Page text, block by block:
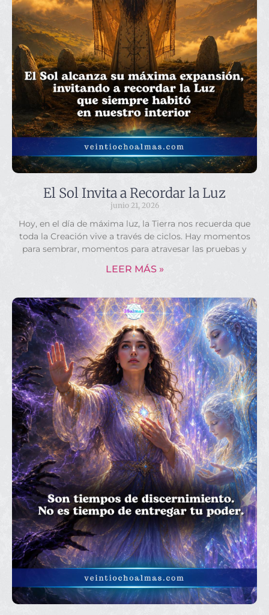
El Sol Invita a Recordar la Luz
junio 21, 2026
Hoy, en el día de máxima luz, la Tierra nos recuerda que
toda la Creación vive a través de ciclos. Hay momentos
para sembrar, momentos para atravesar las pruebas y
LEER MÁS »